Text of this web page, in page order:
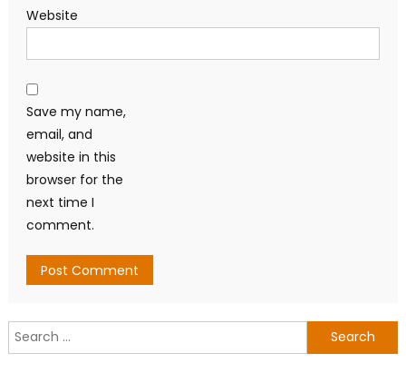
Website
Save my name,
email, and
website in this
browser for the
next time I
comment.
Search
for: